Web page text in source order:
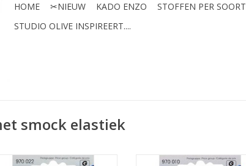
HOME ✂︎NIEUW KADO ENZO STOFFEN PER SOORT
STUDIO OLIVE INSPIREERT....
smock elastiek
Prijs per stuk. Prijs per stuk.